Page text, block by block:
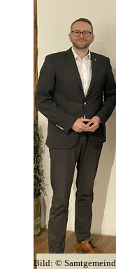
Bild: ©